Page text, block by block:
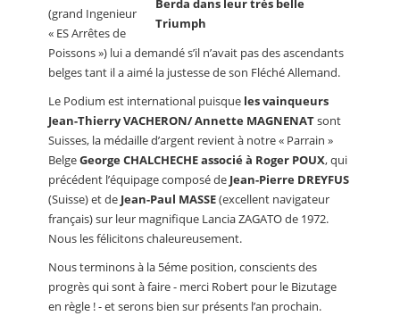
Berda dans leur très belle
Triumph
(grand Ingenieur
« ES Arrêtes de
Poissons ») lui a demandé s’il n’avait pas des ascendants
belges tant il a aimé la justesse de son Fléché Allemand.
Le Podium est international puisque les vainqueurs
Jean-Thierry VACHERON/ Annette MAGNENATsont
Suisses, la médaille d’argent revient à notre « Parrain »
BelgeGeorge CHALCHECHE associé à Roger POUX, qui
précédent l’équipage composé de Jean-Pierre DREYFUS
(Suisse) et de Jean-Paul MASSE(excellent navigateur
français) sur leur magnifique Lancia ZAGATO de 1972.
Nous les félicitons chaleureusement.
Nous terminons à la 5éme position, conscients des
progrès qui sont à faire - merci Robert pour le Bizutage
en règle ! - et serons bien sur présents l’an prochain.